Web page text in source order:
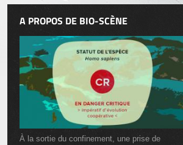
A PROPOS DE BIO-SCÈNE
À la sortie du confinement, une prise de